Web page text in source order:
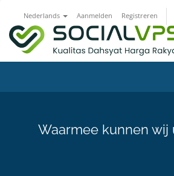
Nederlands Aanmelden Registreren
Waarmee kunnen wij